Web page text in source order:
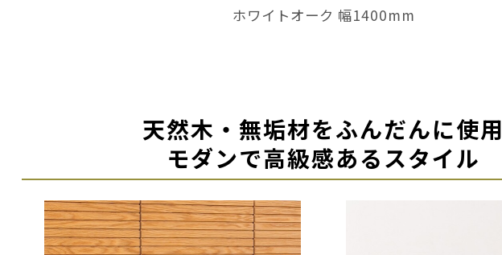
ホワイトオーク 幅1400mm
天然木・無垢材をふんだんに使用
モダンで高級感あるスタイル